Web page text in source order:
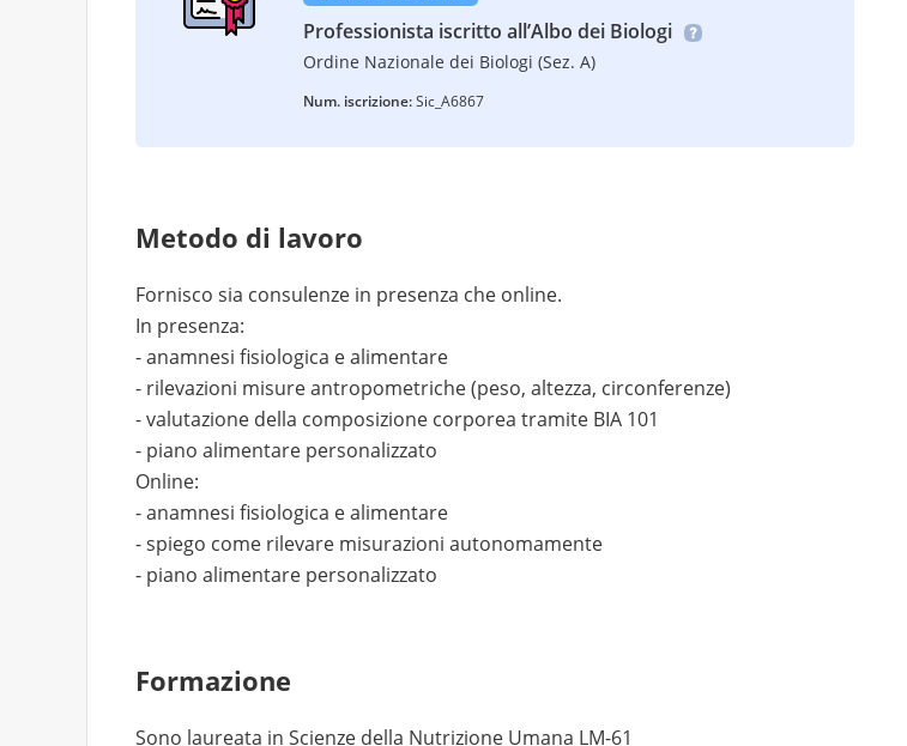
Professionista iscritto all’Albo dei Biologi
Ordine Nazionale dei Biologi (Sez. A)
Num. iscrizione:Sic_A6867
Metodo di lavoro
Fornisco sia consulenze in presenza che online.
In presenza:
- anamnesi fisiologica e alimentare
- rilevazioni misure antropometriche (peso, altezza, circonferenze)
- valutazione della composizione corporea tramite BIA 101
- piano alimentare personalizzato
Online:
- anamnesi fisiologica e alimentare
- spiego come rilevare misurazioni autonomamente
- piano alimentare personalizzato
Formazione
Sono laureata in Scienze della Nutrizione Umana LM-61